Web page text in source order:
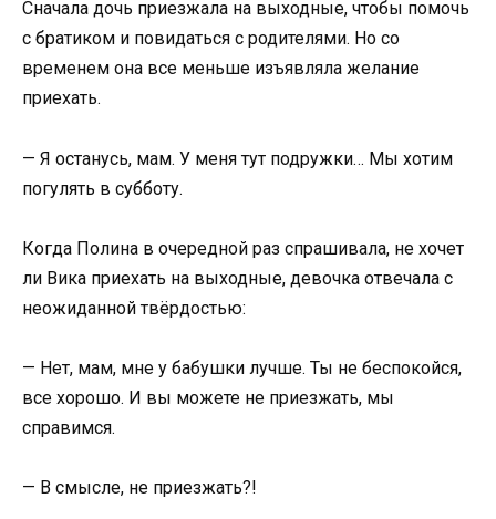
Сначала дочь приезжала на выходные, чтобы помочь
с братиком и повидаться с родителями. Но со
временем она все меньше изъявляла желание
приехать.
— Я останусь, мам. У меня тут подружки… Мы хотим
погулять в субботу.
Когда Полина в очередной раз спрашивала, не хочет
ли Вика приехать на выходные, девочка отвечала с
неожиданной твёрдостью:
— Нет, мам, мне у бабушки лучше. Ты не беспокойся,
все хорошо. И вы можете не приезжать, мы
справимся.
— В смысле, не приезжать?!